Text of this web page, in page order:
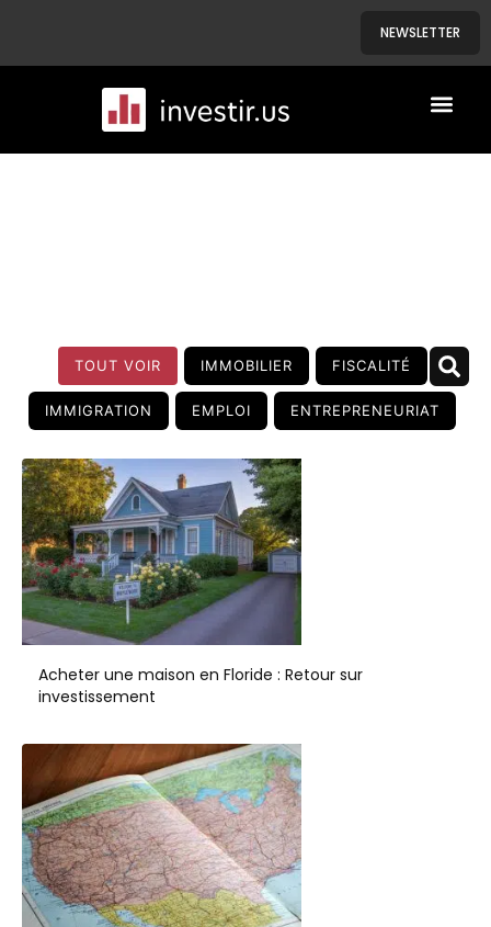
NEWSLETTER
TOUT VOIR IMMOBILIER FISCALITÉ
IMMIGRATION EMPLOI ENTREPRENEURIAT
Acheter une maison en Floride : Retour sur
investissement